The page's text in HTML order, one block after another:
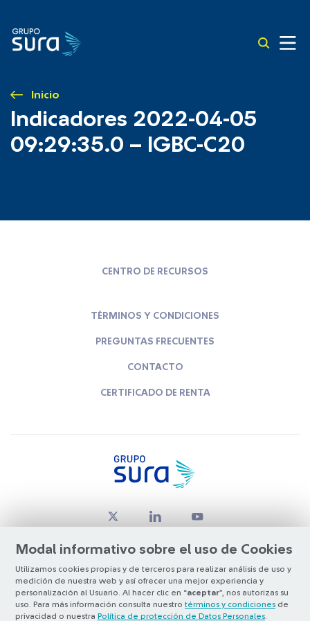
Inicio
Indicadores 2022-04-05
09:29:35.0 – IGBC-C20
Modal informativo sobre el uso de Cookies
Utilizamos cookies propias y de terceros para realizar análisis de uso y
medición de nuestra web y así ofrecer una mejor experiencia y
personalización al Usuario. Al hacer clic en “aceptar”, nos autorizas su
uso. Para más información consulta nuestro términos y condiciones de
privacidad o nuestra Política de protección de Datos Personales
CENTRO DE RECURSOS
TÉRMINOS Y CONDICIONES
PREGUNTAS FRECUENTES
CONTACTO
CERTIFICADO DE RENTA
© Copyright Grupo SURA 2026